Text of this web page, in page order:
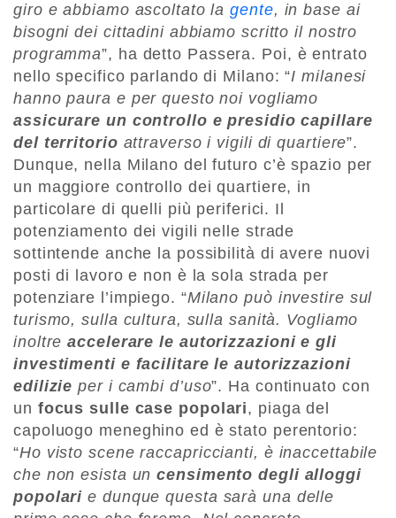
giro e abbiamo ascoltato lagente, in base ai
bisogni dei cittadini abbiamo scritto il nostro
programma”, ha detto Passera. Poi, è entrato
nello specifico parlando di Milano: “I milanesi
hanno paura e per questo noi vogliamo
assicurare un controllo e presidio capillare
del territorio attraverso i vigili di quartiere”.
Dunque, nella Milano del futuro c’è spazio per
un maggiore controllo dei quartiere, in
particolare di quelli più periferici. Il
potenziamento dei vigili nelle strade
sottintende anche la possibilità di avere nuovi
posti di lavoro e non è la sola strada per
potenziare l’impiego. “Milano può investire sul
turismo, sulla cultura, sulla sanità. Vogliamo
inoltreaccelerare le autorizzazioni e gli
investimenti e facilitare le autorizzazioni
edilizie per i cambi d’uso”. Ha continuato con
un focus sulle case popolari, piaga del
capoluogo meneghino ed è stato perentorio:
“Ho visto scene raccapriccianti, è inaccettabile
che non esista uncensimento degli alloggi
popolari e dunque questa sarà una delle